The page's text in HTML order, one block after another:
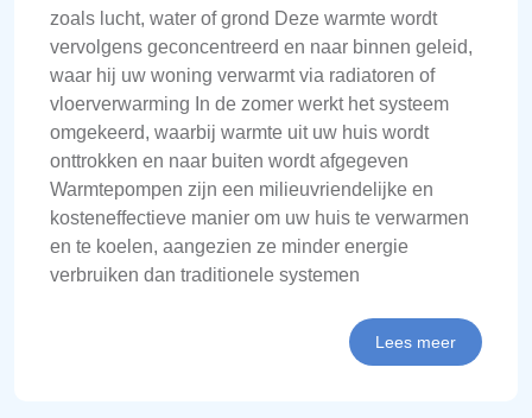
zoals lucht, water of grond Deze warmte wordt
vervolgens geconcentreerd en naar binnen geleid,
waar hij uw woning verwarmt via radiatoren of
vloerverwarming In de zomer werkt het systeem
omgekeerd, waarbij warmte uit uw huis wordt
onttrokken en naar buiten wordt afgegeven
Warmtepompen zijn een milieuvriendelijke en
kosteneffectieve manier om uw huis te verwarmen
en te koelen, aangezien ze minder energie
verbruiken dan traditionele systemen
Lees meer